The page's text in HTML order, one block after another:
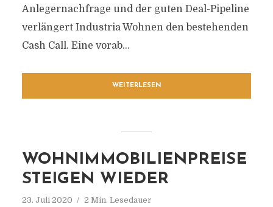
Anlegernachfrage und der guten Deal-Pipeline
verlängert Industria Wohnen den bestehenden
Cash Call. Eine vorab...
WEITERLESEN
WOHNIMMOBILIENPREISE
STEIGEN WIEDER
23. Juli 2020 2 Min. Lesedauer